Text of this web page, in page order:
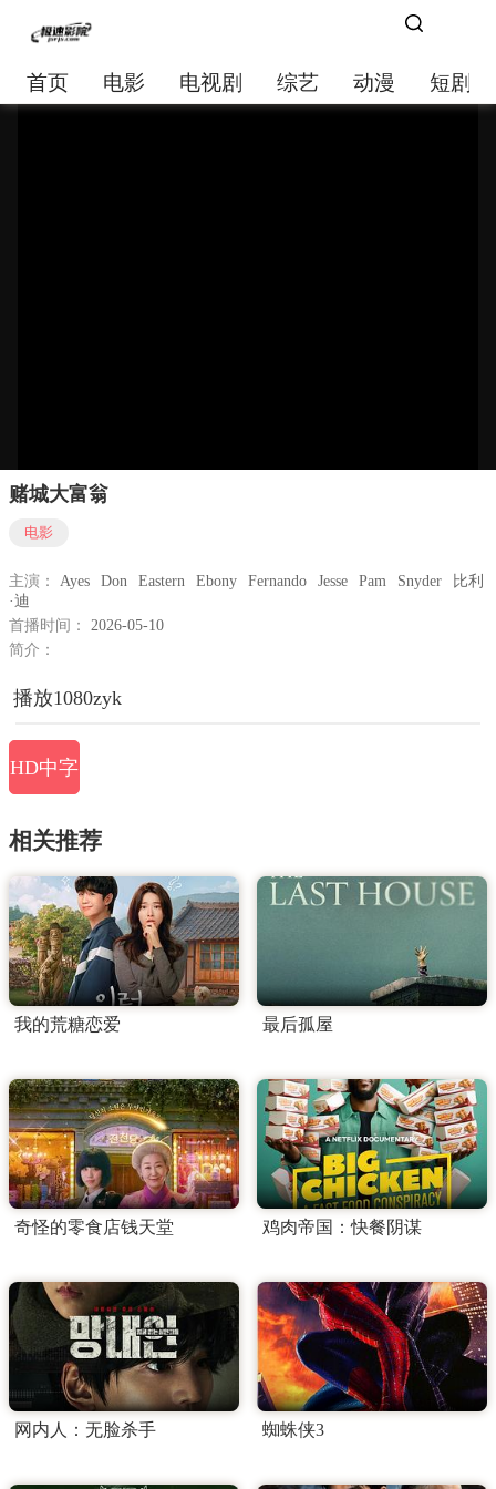
首页 电影 电视剧 综艺 动漫 短剧
赌城大富翁
电影
主演： Ayes Don Eastern Ebony Fernando Jesse Pam Snyder
比利
·迪
首播时间：
2026-05-10
简介：
播放1080zyk
HD中字
相关推荐
我的荒糖恋爱 最后孤屋
奇怪的零食店钱天堂 鸡肉帝国：快餐阴谋
网内人：无脸杀手 蜘蛛侠3